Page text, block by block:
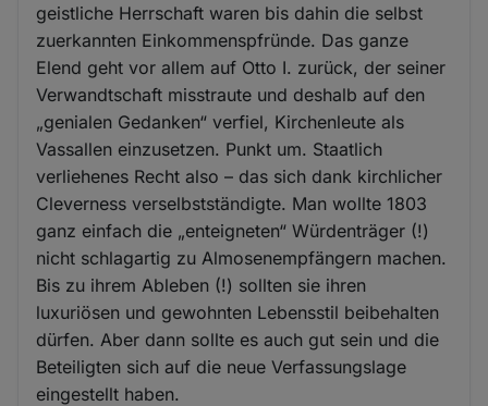
geistliche Herrschaft waren bis dahin die selbst
zuerkannten Einkommenspfründe. Das ganze
Elend geht vor allem auf Otto I. zurück, der seiner
Verwandtschaft misstraute und deshalb auf den
„genialen Gedanken“ verfiel, Kirchenleute als
Vassallen einzusetzen. Punkt um. Staatlich
verliehenes Recht also – das sich dank kirchlicher
Cleverness verselbstständigte. Man wollte 1803
ganz einfach die „enteigneten“ Würdenträger (!)
nicht schlagartig zu Almosenempfängern machen.
Bis zu ihrem Ableben (!) sollten sie ihren
luxuriösen und gewohnten Lebensstil beibehalten
dürfen. Aber dann sollte es auch gut sein und die
Beteiligten sich auf die neue Verfassungslage
eingestellt haben.